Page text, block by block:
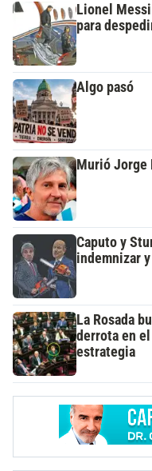
Lionel
para
Algo pasó
Murió Jorge
Caputo y
indemnizar
La Rosada
derrota en
estrategia